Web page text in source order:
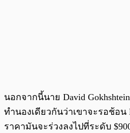
นอกจากนี้นาย David
ทำนองเดียวกันว่าเขาจะรอช้อน
ราคามันจะร่วงลงไปที่ระดับ